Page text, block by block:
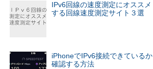
IPv6回線の速度測定にオススメ
する回線速度測定サイト３選
iPhoneでIPv6接続できているか
確認する方法